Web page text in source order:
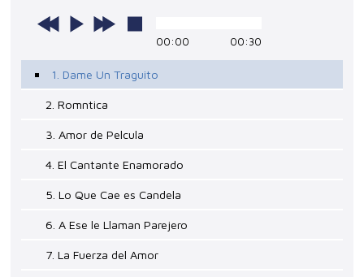
00:00 00:30
1. Dame Un Traguito
2. Romntica
3. Amor de Pelcula
4. El Cantante Enamorado
5. Lo Que Cae es Candela
6. A Ese le Llaman Parejero
7. La Fuerza del Amor